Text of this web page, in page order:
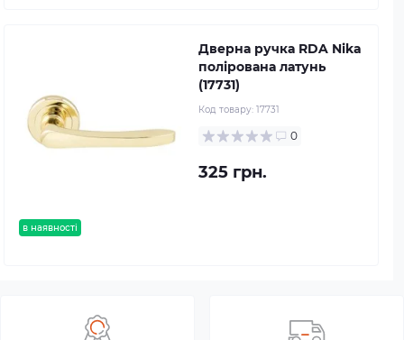
в наявності
Дверна ручка RDA Nika
полірована латунь
(17731)
Код товару: 17731
0
325 грн.